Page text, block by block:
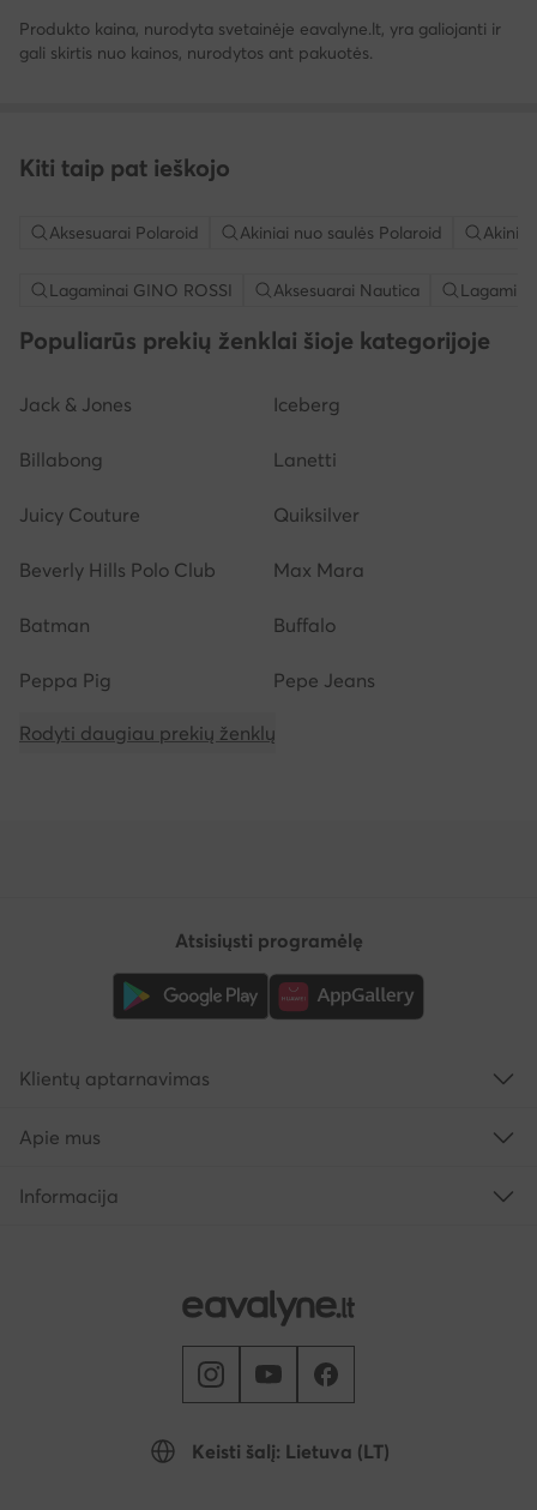
Produkto kaina, nurodyta svetainėje eavalyne.lt, yra galiojanti ir
gali skirtis nuo kainos, nurodytos ant pakuotės.
Kiti taip pat ieškojo
Aksesuarai Polaroid Akiniai nuo saulės Polaroid
Lagaminai GINO ROSSI Aksesuarai Nautica
Populiarūs prekių ženklai šioje kategorijoje
Jack & Jones Iceberg
Billabong Lanetti
Juicy Couture Quiksilver
Beverly Hills Polo Club Max Mara
Batman Buffalo
Peppa Pig Pepe Jeans
Rodyti daugiau prekių ženklų
Keisti šalį: Lietuva (LT)
Atsisiųsti programėlę
Klientų aptarnavimas
Apie mus
Informacija